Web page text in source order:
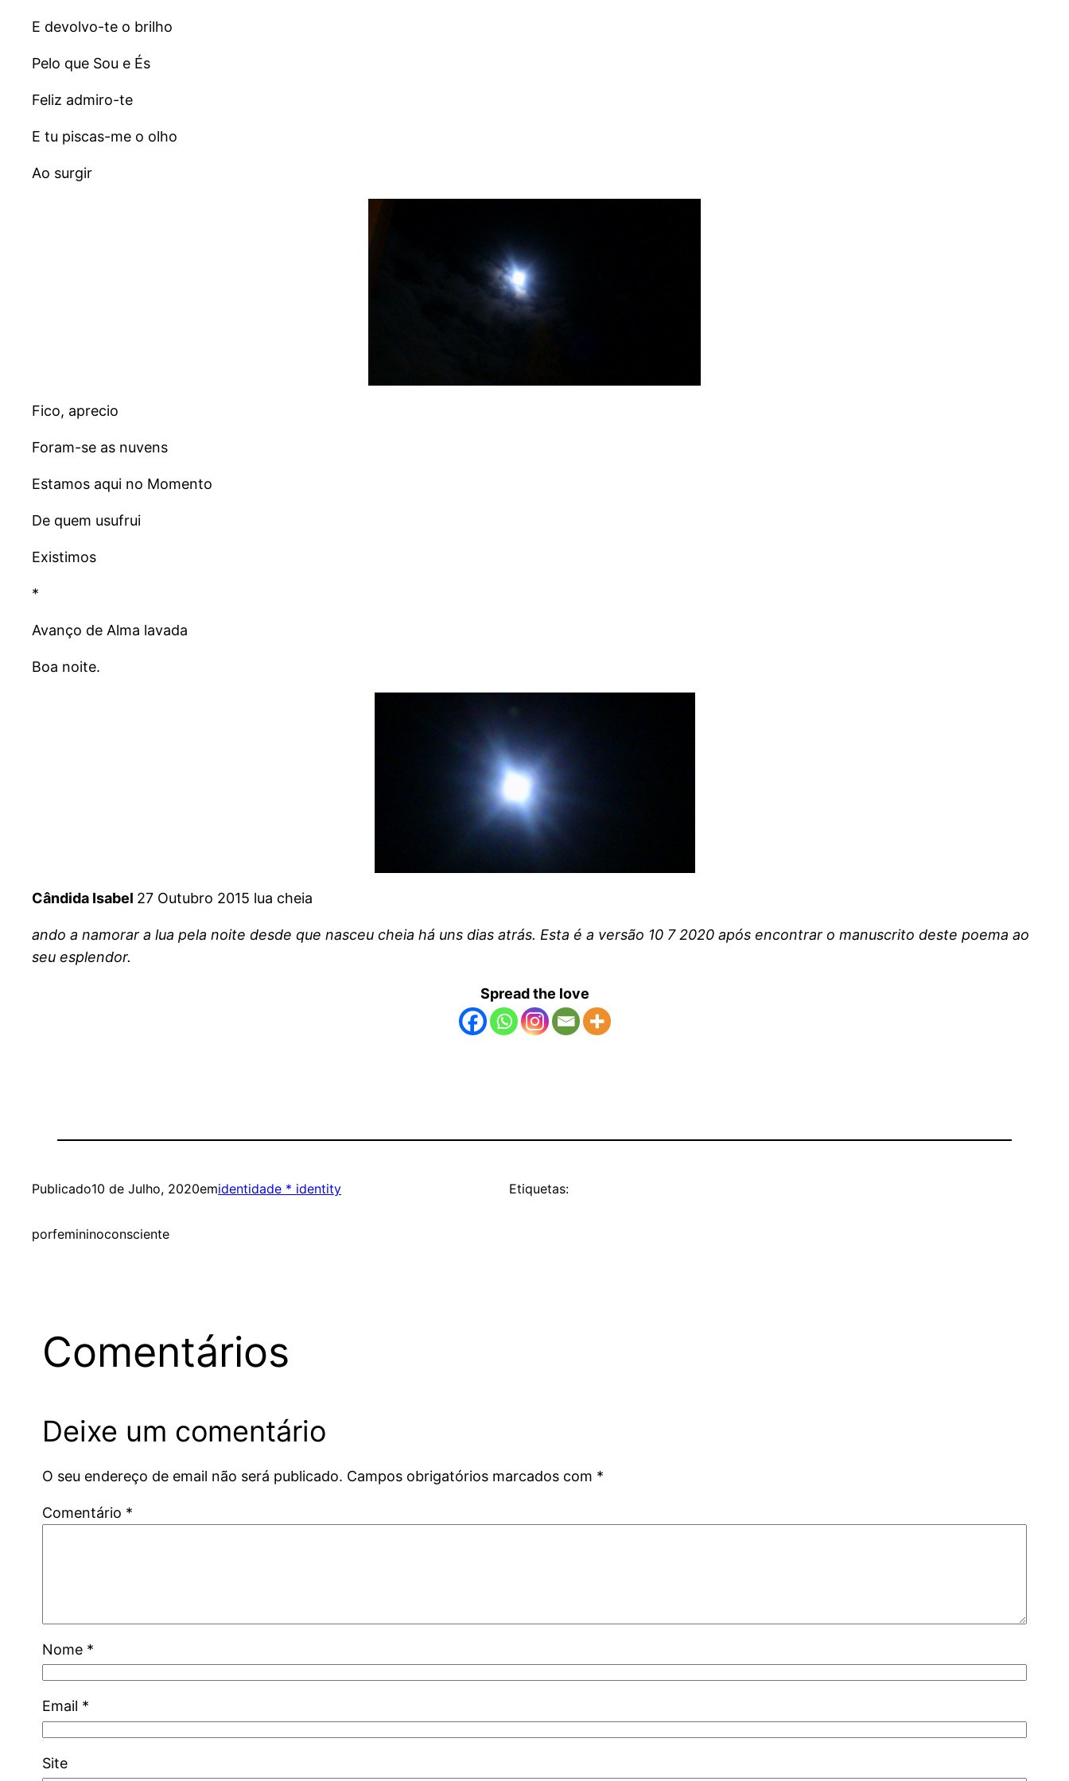
E devolvo-te o brilho
Pelo que Sou e És
Feliz admiro-te
E tu piscas-me o olho
Ao surgir
Fico, aprecio
Foram-se as nuvens
Estamos aqui no Momento
De quem usufrui
Existimos
*
Avanço de Alma lavada
Boa noite.
Cândida Isabel 27 Outubro 2015 lua cheia
ando a namorar a lua pela noite desde que nasceu cheia há uns dias atrás. Esta é a versão 10 7 2020 após encontrar o manuscrito deste poema ao
seu esplendor.
Spread the love
Publicado10 de Julho, 2020emidentidade * identity
porfemininoconsciente
Etiquetas:
Comentários
Deixe um comentário
O seu endereço de email não será publicado. Campos obrigatórios marcados com *
Comentário *
Nome *
Email *
Site